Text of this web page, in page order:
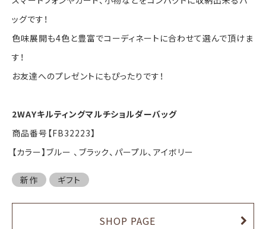
ッグです！
色味展開も4色と豊富でコーディネートに合わせて選んで頂けま
す！
お友達へのプレゼントにもぴったりです！
2WAYキルティングマルチショルダーバッグ
商品番号【FB32223】
【カラー】ブルー 、ブラック、パープル、アイボリー
新作 ギフト
SHOP PAGE